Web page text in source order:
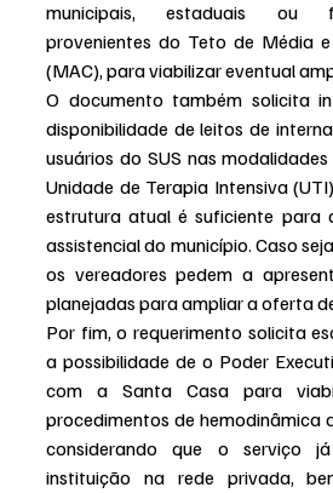
municipais, estaduais ou
provenientes do Teto de Média
(MAC), para viabilizar eventual
O documento também solicita
disponibilidade de leitos de
usuários do SUS nas
Unidade de Terapia Intensiva
estrutura atual é suficiente para
assistencial do município. Caso
os vereadores pedem a
planejadas para ampliar a oferta
Por fim, o requerimento solicita
a possibilidade de o Poder
com a Santa Casa para
procedimentos de hemodinâmica
considerando que o serviço
instituição na rede privada,